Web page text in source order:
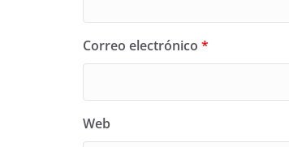
Correo electrónico *
Web